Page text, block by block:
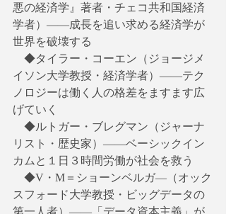
悪の経済学』著者・チェコ共和国経済
学者）――成長を追い求める経済学が
世界を破壊する
◆タイラー・コーエン（ジョージメ
イソン大学教授・経済学者）――テク
ノロジーは働く人の格差をますます広
げていく
◆ルトガー・ブレグマン（ジャーナ
リスト・歴史家）――ベーシックイン
カムと１日３時間労働が社会を救う
◆V・M＝ショーンベルガ―（オック
スフォード大学教授・ビッグデータの
第一人者）――「データ資本主義」が